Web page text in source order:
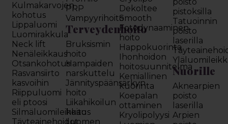
Kulmakarvojen
kohotus
Lippaluomi
Luomirakkula
Neck lift
Nenäleikkaus
Otsankohotus
Rasvansiirto
kasvoihin
Riippuluomi
eli ptoosi
Silmäluomileikkaus
Täyteainehoidot
PRP
Vampyyrihoito
Terveydenhoito
Bruksismin
hoito
Hampaiden
narskuttelu
Jännityspäänsärkyn
hoito
Liikahikoilun
hoito
Luomen
Dekoltee
Smooth
Fotodynaaminen
hoito
Happokuorinta
Ihonhoidon
hoitosuunnitelma
Kemiallinen
kuorinta
Koepalan
ottaminen
Kryolipolyysi
pistoksilla
Tatuoinnin
poisto
laserilla
Nuorille
Aknearpien
poisto
laserilla
Arpien